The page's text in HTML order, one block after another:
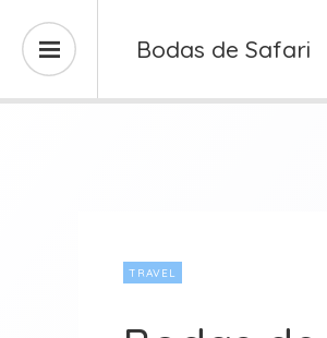
Bodas de Safari
TRAVEL